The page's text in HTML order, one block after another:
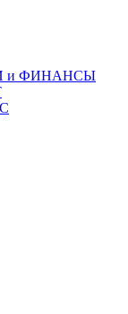
и ФИНАНСЫ